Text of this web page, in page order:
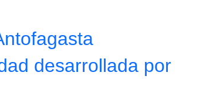
desarrollada por